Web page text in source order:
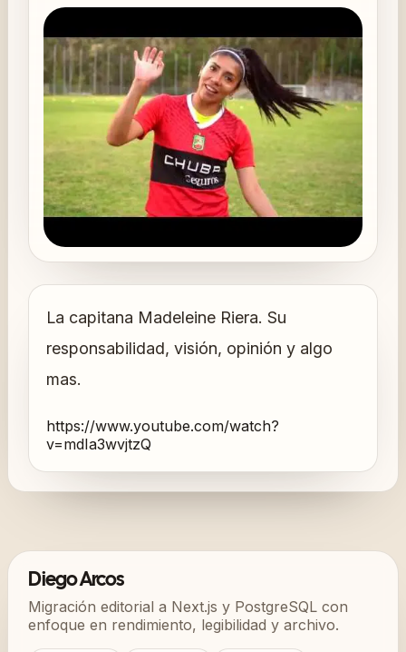
La capitana Madeleine Riera. Su
responsabilidad, visión, opinión y algo
mas.
https://www.youtube.com/watch?
v=mdIa3wvjtzQ
Diego Arcos
Migración editorial a Next.js y PostgreSQL con
enfoque en rendimiento, legibilidad y archivo.